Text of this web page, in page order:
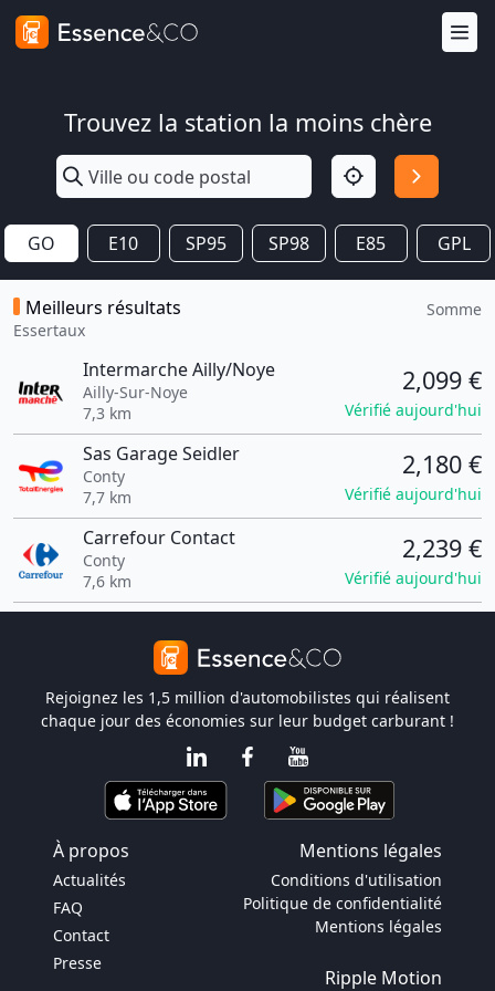
Trouvez la station la moins chère
GO E10 SP95 SP98 E85 GPL
Meilleurs résultats
Essertaux
Somme
Intermarche Ailly/Noye
Ailly-Sur-Noye
7,3 km
2,099 €
Vérifié aujourd'hui
Sas Garage Seidler
Conty
7,7 km
2,180 €
Vérifié aujourd'hui
Carrefour Contact
Conty
7,6 km
2,239 €
Vérifié aujourd'hui
Rejoignez les 1,5 million d'automobilistes qui réalisent
chaque jour des économies sur leur budget carburant !
À propos Mentions légales
Actualités
FAQ
Contact
Presse
Conditions d'utilisation
Politique de confidentialité
Mentions légales
Ripple Motion